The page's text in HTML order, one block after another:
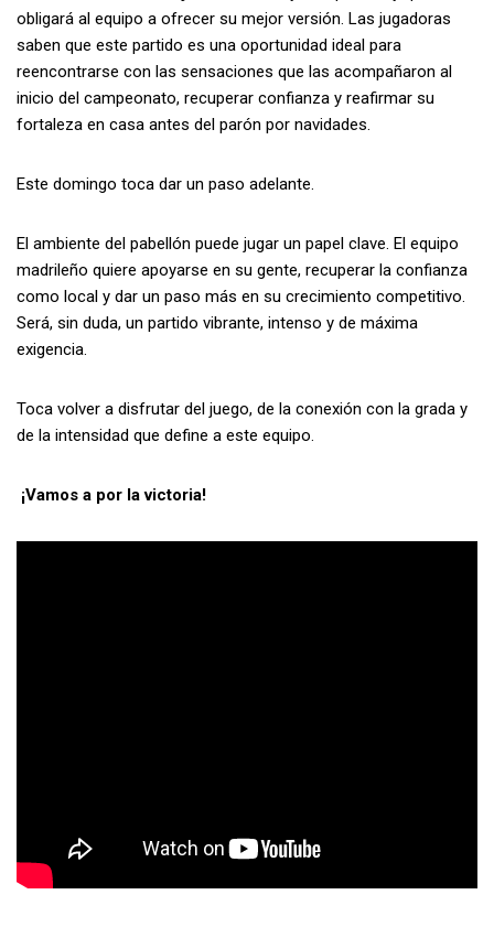
obligará al equipo a ofrecer su mejor versión. Las jugadoras
saben que este partido es una oportunidad ideal para
reencontrarse con las sensaciones que las acompañaron al
inicio del campeonato, recuperar confianza y reafirmar su
fortaleza en casa antes del parón por navidades.
Este domingo toca dar un paso adelante.
El ambiente del pabellón puede jugar un papel clave. El equipo
madrileño quiere apoyarse en su gente, recuperar la confianza
como local y dar un paso más en su crecimiento competitivo.
Será, sin duda, un partido vibrante, intenso y de máxima
exigencia.
Toca volver a disfrutar del juego, de la conexión con la grada y
de la intensidad que define a este equipo.
¡Vamos a por la victoria!